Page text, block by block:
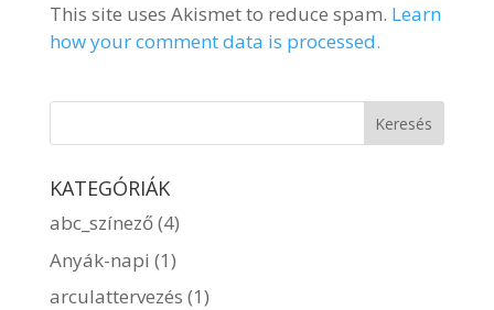
This site uses Akismet to reduce spam. Learn
how your comment data is processed.
KATEGÓRIÁK
abc_színező(4)
Anyák-napi (1)
arculattervezés (1)